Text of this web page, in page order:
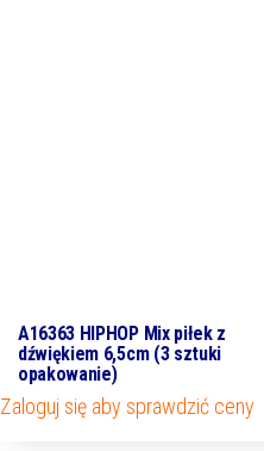
A16363 HIPHOP Mix piłek z
dźwiękiem 6,5cm (3 sztuki
opakowanie)
Zaloguj się aby sprawdzić ceny